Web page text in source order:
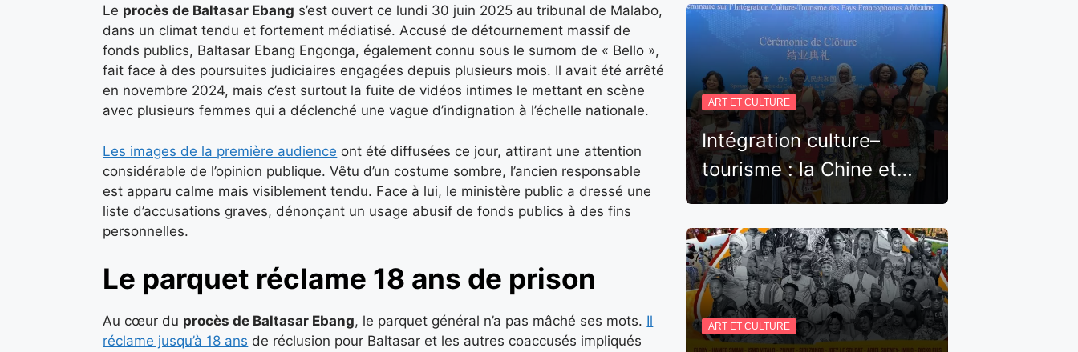
Le procès de Baltasar Ebang s’est ouvert ce lundi 30 juin 2025 au tribunal de Malabo,
dans un climat tendu et fortement médiatisé. Accusé de détournement massif de
fonds publics, Baltasar Ebang Engonga, également connu sous le surnom de « Bello »,
fait face à des poursuites judiciaires engagées depuis plusieurs mois. Il avait été arrêté
en novembre 2024, mais c’est surtout la fuite de vidéos intimes le mettant en scène
avec plusieurs femmes qui a déclenché une vague d’indignation à l’échelle nationale.
Les images de la première audience ont été diffusées ce jour, attirant une attention
considérable de l’opinion publique. Vêtu d’un costume sombre, l’ancien responsable
est apparu calme mais visiblement tendu. Face à lui, le ministère public a dressé une
liste d’accusations graves, dénonçant un usage abusif de fonds publics à des fins
personnelles.
Le parquet réclame 18 ans de prison
Au cœur du procès de Baltasar Ebang, le parquet général n’a pas mâché ses mots. Il
réclame jusqu’à 18 ans de réclusion pour Baltasar et les autres coaccusés impliqués
ART ET CULTURE
Intégration culture–
tourisme : la Chine et…
ART ET CULTURE